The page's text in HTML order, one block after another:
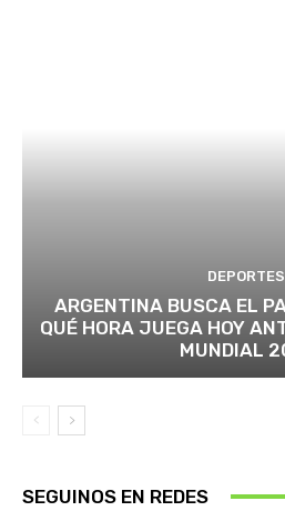
DEPORTES
ARGENTINA BUSCA EL
QUÉ HORA JUEGA HOY
MUNDIAL
SEGUINOS EN REDES